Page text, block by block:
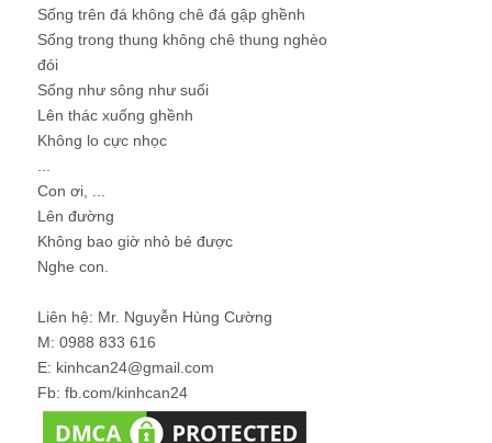
Sống trên đá không chê đá gập ghềnh
Sống trong thung không chê thung nghèo
đói
Sống như sông như suối
Lên thác xuống ghềnh
Không lo cực nhọc
...
Con ơi, ...
Lên đường
Không bao giờ nhỏ bé được
Nghe con.
Liên hệ: Mr. Nguyễn Hùng Cường
M: 0988 833 616
E: kinhcan24@gmail.com
Fb: fb.com/kinhcan24